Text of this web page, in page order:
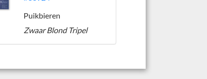
Puikbieren
Zwaar Blond Tripel